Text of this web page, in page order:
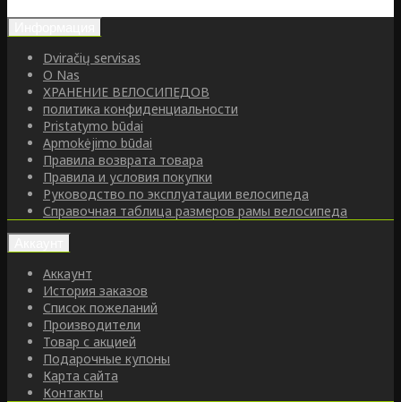
Dviračių servisas
O Nas
ХРАНЕНИЕ ВЕЛОСИПЕДОВ
политика конфиденциальности
Pristatymo būdai
Apmokėjimo būdai
Правила возврата товара
Правила и условия покупки
Руководство по эксплуатации велосипеда
Справочная таблица размеров рамы велосипеда
Аккаунт
История заказов
Список пожеланий
Производители
Товар с акцией
Подарочные купоны
Карта сайта
Контакты